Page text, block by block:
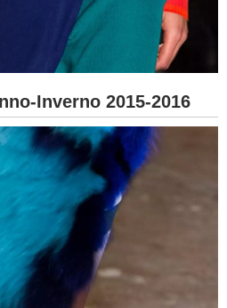
Inverno 2015-2016